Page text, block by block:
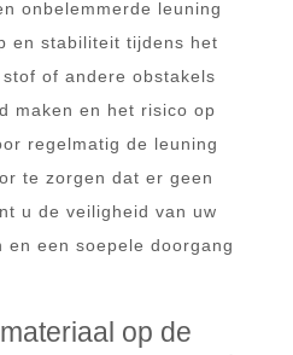
onbelemmerde leuning
en stabiliteit tijdens het
of andere obstakels
maken en het risico op
regelmatig de leuning
te zorgen dat er geen
u de veiligheid van uw
een soepele doorgang
op de